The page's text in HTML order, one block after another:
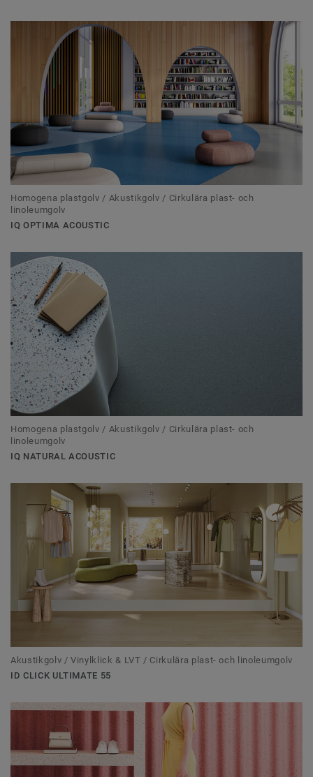
Homogena plastgolv / Akustikgolv / Cirkulära plast- och
linoleumgolv
IQ OPTIMA ACOUSTIC
Homogena plastgolv / Akustikgolv / Cirkulära plast- och
linoleumgolv
IQ NATURAL ACOUSTIC
Akustikgolv / Vinylklick & LVT / Cirkulära plast- och linoleumgolv
ID CLICK ULTIMATE 55